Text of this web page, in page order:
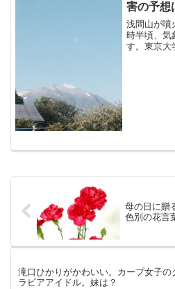
害の予想
浅間山が噴
時半頃、気
す。東京大
母の日に贈
色別の花言
滝口ひかりがかわいい。カープ女子の
ラビアアイドル。妹は？